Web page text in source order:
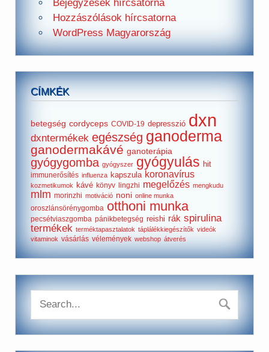
Bejegyzések hírcsatorna
Hozzászólások hírcsatorna
WordPress Magyarország
CÍMKÉK
betegség cordyceps COVID-19 depresszió dxn
dxntermékek egészség ganoderma
ganodermakávé ganoterápia
gyógygomba gyógyszer gyógyulás hit
immunerősítés influenza kapszula koronavírus
kozmetikumok kávé könyv lingzhi megelőzés mengkudu
mlm morinzhi motiváció noni online munka
oroszlánsörénygomba otthoni munka
pecsétviaszgomba pánikbetegség reishi rák spirulina
termékek terméktapasztalatok táplálékkiegészítők videók
vitaminok vásárlás vélemények webshop átverés